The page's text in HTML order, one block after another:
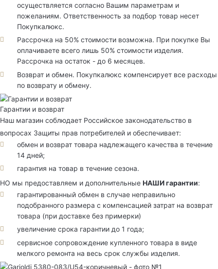
осуществляется согласно Вашим параметрам и
пожеланиям. Ответственность за подбор товар несет
Покупкалюкс.
Рассрочка на 50% стоимости возможна. При покупке Вы
оплачиваете всего лишь 50% стоимости изделия.
Рассрочка на остаток - до 6 месяцев.
Возврат и обмен. Покупкалюкс компенсирует все расходы
по возврату и обмену.
Гарантии и возврат
Наш магазин соблюдает Российское законодательство в
вопросах Защиты прав потребителей и обеспечивает:
обмен и возврат товара надлежащего качества в течение
14 дней;
гарантия на товар в течение сезона.
НО мы предоставляем и дополнительные НАШИ гарантии:
гарантированный обмен в случае неправильно
подобранного размера с компенсацией затрат на возврат
товара (при доставке без примерки)
увеличение срока гарантии до 1 года;
сервисное сопровождение купленного товара в виде
мелкого ремонта на весь срок службы изделия.